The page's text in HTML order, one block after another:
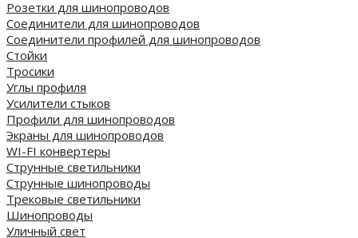
Розетки для шинопроводов
Соединители для шинопроводов
Соединители профилей для шинопроводов
Стойки
Тросики
Углы профиля
Усилители стыков
Профили для шинопроводов
Экраны для шинопроводов
WI-FI конвертеры
Струнные светильники
Струнные шинопроводы
Трековые светильники
Шинопроводы
Уличный свет